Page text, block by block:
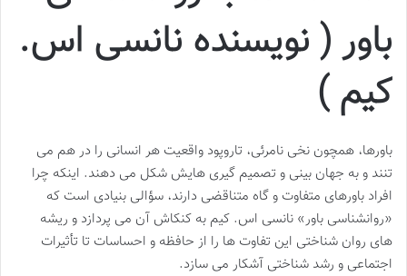
باور ( نویسنده نانسی اس.
کیم )
باورها، همچون نخی نامرئی، تاروپود واقعیت هر انسانی را در هم می
تنند و به جهان بینی و تصمیم گیری هایش شکل می دهند. اینکه چرا
افراد باورهای متفاوت و گاه متناقضی دارند، سؤالی بنیادی است که
«روانشناسی باور» نانسی اس. کیم به کنکاش آن می پردازد و ریشه
های روان شناختی این تفاوت ها را از حافظه و احساسات تا تأثیرات
اجتماعی و رشد شناختی آشکار می سازد.